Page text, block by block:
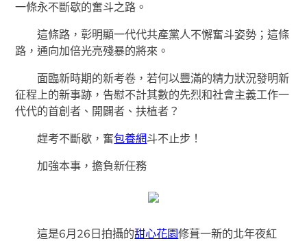
一條永不斷歇的奮斗之路。
這條路，彰明顯一代代共產黨人不懈奮斗姿勢；這條
路，通向加倍光亮殘暴的將來。
面臨新時期的新考卷，若何以豐滿的精力狀況發明新
征程上的新事跡，告慰不計其數的先烈和社會主義工作一
代代的首創者、開闢者、扶植者？
趕考不斷歇，奮包養網斗不止步！
加強本事，擔負新任務
這是6月26日拍攝的甜心花園修葺一新的北年夜紅